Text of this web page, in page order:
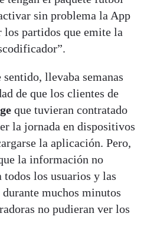
sin problema la App
los partidos que emite la
llevaba semanas
de que los clientes de
que tuvieran contratado
la jornada en dispositivos
la aplicación. Pero,
la información no
todos los usuarios y las
muchos minutos
no pudieran ver los